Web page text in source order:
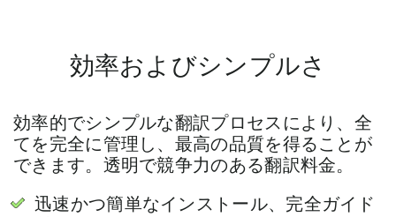
効率およびシンプルさ
効率的でシンプルな翻訳プロセスにより、全
てを完全に管理し、最高の品質を得ることが
できます。透明で競争力のある翻訳料金。
迅速かつ簡単なインストール、完全ガイド